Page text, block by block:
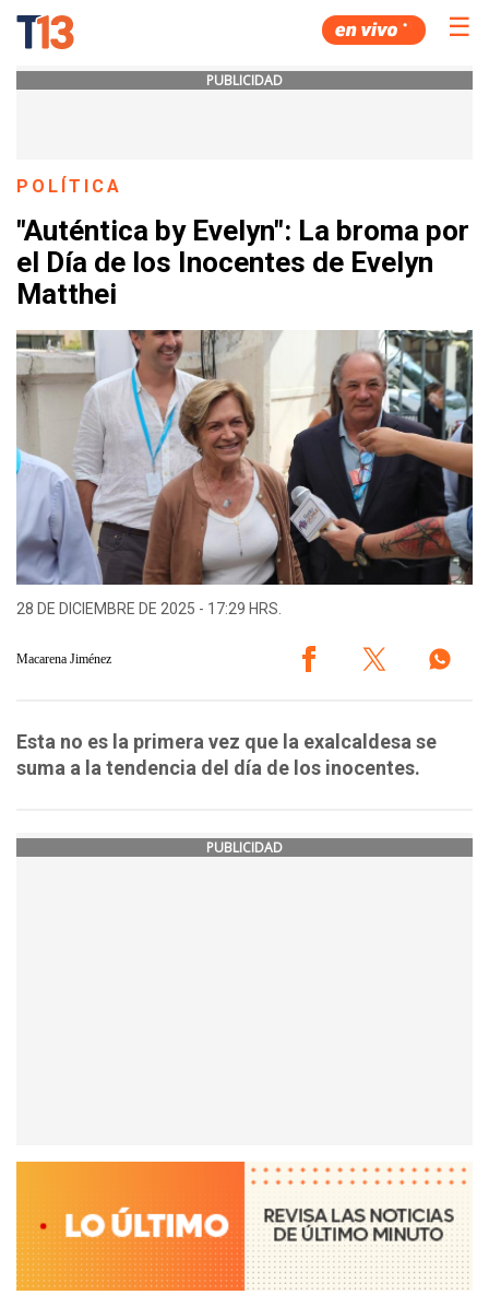
☰
PUBLICIDAD
POLÍTICA
"Auténtica by Evelyn": La broma por
el Día de los Inocentes de Evelyn
Matthei
28 DE DICIEMBRE DE 2025 - 17:29 HRS.
Macarena Jiménez
Esta no es la primera vez que la exalcaldesa se
suma a la tendencia del día de los inocentes.
PUBLICIDAD